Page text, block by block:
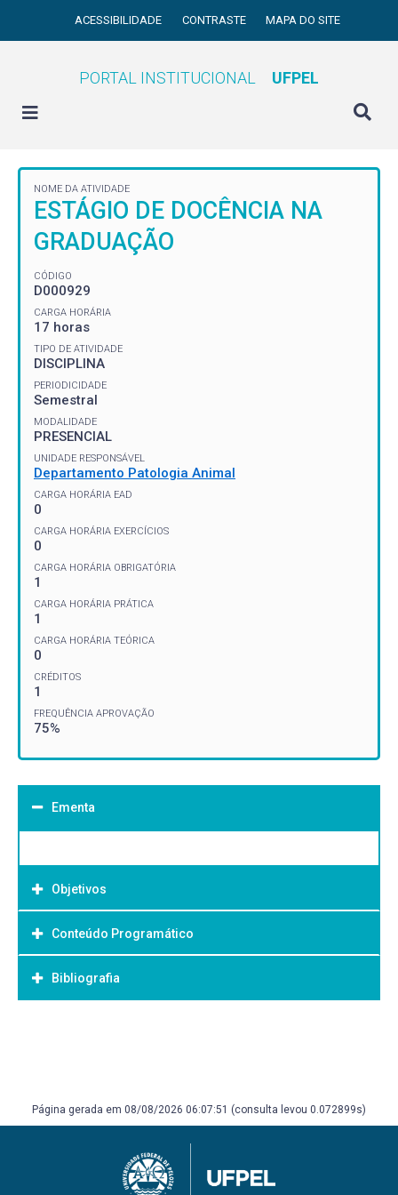
ACESSIBILIDADE CONTRASTE MAPA DO SITE
PORTAL INSTITUCIONAL UFPEL
NOME DA ATIVIDADE
ESTÁGIO DE DOCÊNCIA NA
GRADUAÇÃO
CÓDIGO
D000929
CARGA HORÁRIA
17 horas
TIPO DE ATIVIDADE
DISCIPLINA
PERIODICIDADE
Semestral
MODALIDADE
PRESENCIAL
UNIDADE RESPONSÁVEL
Departamento Patologia Animal
CARGA HORÁRIA EAD
0
CARGA HORÁRIA EXERCÍCIOS
0
CARGA HORÁRIA OBRIGATÓRIA
1
CARGA HORÁRIA PRÁTICA
1
CARGA HORÁRIA TEÓRICA
0
CRÉDITOS
1
FREQUÊNCIA APROVAÇÃO
75%
Ementa
Objetivos
Objetivo Geral:
Conteúdo Programático
Bibliografia
Página gerada em 08/08/2026 06:07:51 (consulta levou 0.072899s)